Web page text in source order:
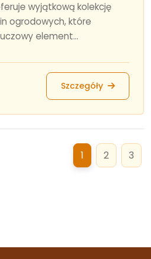
wyjątkową kolekcję
ogrodowych, które
element...
Szczegóły
1 2 3